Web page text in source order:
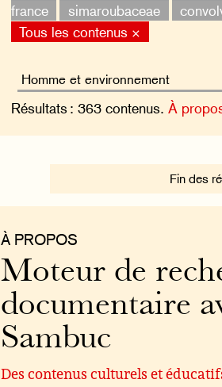
france
simaroubaceae
Tous les contenus ×
Résultats : 363 contenus. À
Fin des
À PROPOS
Moteur de
documentaire
Sambuc
Des contenus culturels et